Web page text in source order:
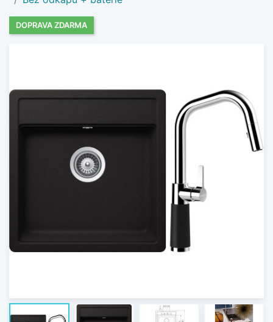
DOPRAVA ZDARMA